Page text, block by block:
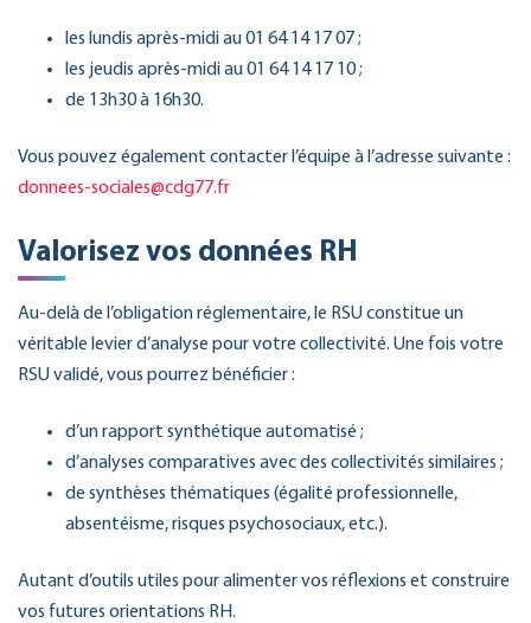
les lundis après-midi au 01 64 14 17 07 ;
les jeudis après-midi au 01 64 14 17 10 ;
de 13h30 à 16h30.
Vous pouvez également contacter l’équipe à l’adresse suivante :
donnees-sociales@cdg77.fr
Valorisez vos données RH
Au-delà de l’obligation réglementaire, le RSU constitue un
véritable levier d’analyse pour votre collectivité. Une fois votre
RSU validé, vous pourrez bénéficier :
d’un rapport synthétique automatisé ;
d’analyses comparatives avec des collectivités similaires ;
de synthèses thématiques (égalité professionnelle,
absentéisme, risques psychosociaux, etc.).
Autant d’outils utiles pour alimenter vos réflexions et construire
vos futures orientations RH.